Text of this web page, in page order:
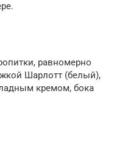
равномерно
Шарлотт (белый),
кремом, бока